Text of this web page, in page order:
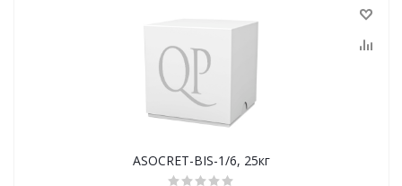
ASOCRET-BIS-1/6, 25кг